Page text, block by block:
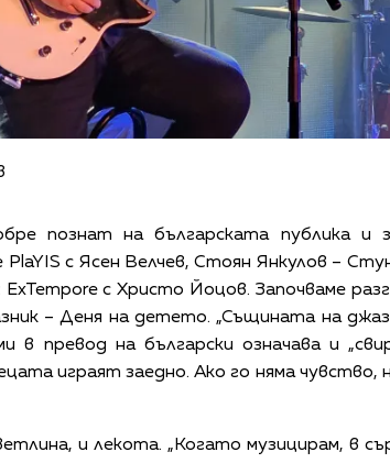
познат на българската публика и
с Ясен Велчев, Стоян Янкулов –
с Христо Йоцов. Започваме
– Деня на детето. „Същината на
в превод на български означава и
играят заедно. Ако го няма чувство,
и лекота. „Когато музицирам, в